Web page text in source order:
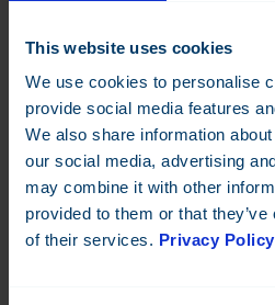
This website uses cookies
We use cookies to personalise
provide social media features
We also share information
our social media, advertising
may combine it with other
provided to them or that
of their services. Privacy Policy
Kontakta oss och boka en